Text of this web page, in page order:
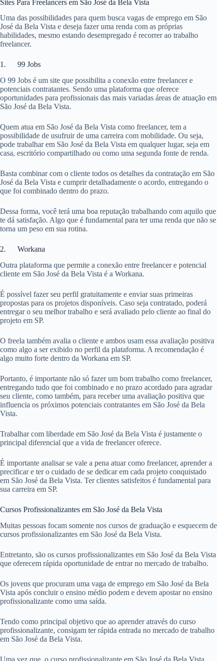
Sites Para Freelancers em São José da Bela Vista
Uma das possibilidades para quem busca vagas de emprego em São
José da Bela Vista e deseja fazer uma renda com as próprias
habilidades, mesmo estando desempregado é recorrer ao trabalho
freelancer.
1. 99 Jobs
O 99 Jobs é um site que possibilita a conexão entre freelancer e
potenciais contratantes. Sendo uma plataforma que oferece
oportunidades para profissionais das mais variadas áreas de atuação em
São José da Bela Vista.
Quem atua em São José da Bela Vista como freelancer, tem a
possibilidade de usufruir de uma carreira com mobilidade. Ou seja,
pode trabalhar em São José da Bela Vista em qualquer lugar, seja em
casa, escritório compartilhado ou como uma segunda fonte de renda.
Basta combinar com o cliente todos os detalhes da contratação em São
José da Bela Vista e cumprir detalhadamente o acordo, entregando o
que foi combinado dentro do prazo.
Dessa forma, você terá uma boa reputação trabalhando com aquilo que
te dá satisfação. Algo que é fundamental para ter uma renda que não se
torna um peso em sua rotina.
2. Workana
Outra plataforma que permite a conexão entre freelancer e potencial
cliente em São José da Bela Vista é a Workana.
É possível fazer seu perfil gratuitamente e enviar suas primeiras
propostas para os projetos disponíveis. Caso seja contratado, poderá
entregar o seu melhor trabalho e será avaliado pelo cliente ao final do
projeto em SP.
O freela também avalia o cliente e ambos usam essa avaliação positiva
como algo a ser exibido no perfil da plataforma. A recomendação é
algo muito forte dentro da Workana em SP.
Portanto, é importante não só fazer um bom trabalho como freelancer,
entregando tudo que foi combinado e no prazo acordado para agradar
seu cliente, como também, para receber uma avaliação positiva que
influencia os próximos potenciais contratantes em São José da Bela
Vista.
Trabalhar com liberdade em São José da Bela Vista é justamente o
principal diferencial que a vida de freelancer oferece.
É importante analisar se vale a pena atuar como freelancer, aprender a
precificar e ter o cuidado de se dedicar em cada projeto conquistado
em São José da Bela Vista. Ter clientes satisfeitos é fundamental para
sua carreira em SP.
Cursos Profissionalizantes em São José da Bela Vista
Muitas pessoas focam somente nos cursos de graduação e esquecem de
cursos profissionalizantes em São José da Bela Vista.
Entretanto, são os cursos profissionalizantes em São José da Bela Vista
que oferecem rápida oportunidade de entrar no mercado de trabalho.
Os jovens que procuram uma vaga de emprego em São José da Bela
Vista após concluir o ensino médio podem e devem apostar no ensino
profissionalizante como uma saída.
Tendo como principal objetivo que ao aprender através do curso
profissionalizante, consigam ter rápida entrada no mercado de trabalho
em São José da Bela Vista.
Uma vez que, o curso profissionalizante em São José da Bela Vista